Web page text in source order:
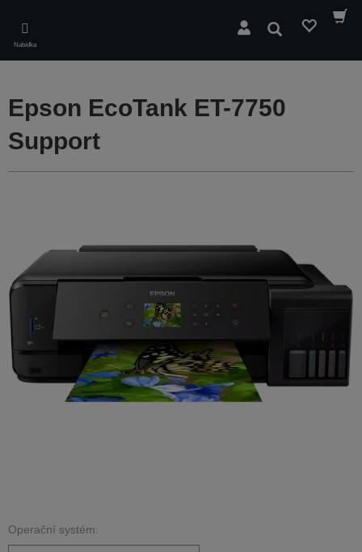
main
content
Nabídka
Hledat
Epson EcoTank ET-7750
Support
Operační systém: